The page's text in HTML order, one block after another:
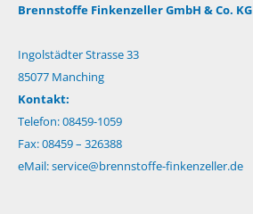
Brennstoffe Finkenzeller GmbH & Co. KG
Ingolstädter Strasse 33
85077 Manching
Kontakt:
Telefon: 08459-1059
Fax: 08459 – 326388
eMail:service@brennstoffe-finkenzeller.de